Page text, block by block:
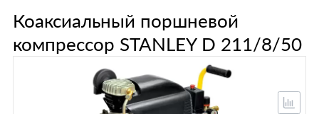
Коаксиальный поршневой
компрессор STANLEY D 211/8/50